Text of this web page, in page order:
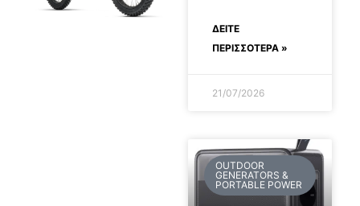
ΔΕΊΤΕ
ΠΕΡΙΣΣΟΤΕΡΑ »
21/07/2026
OUTDOOR
GENERATORS &
PORTABLE POWER